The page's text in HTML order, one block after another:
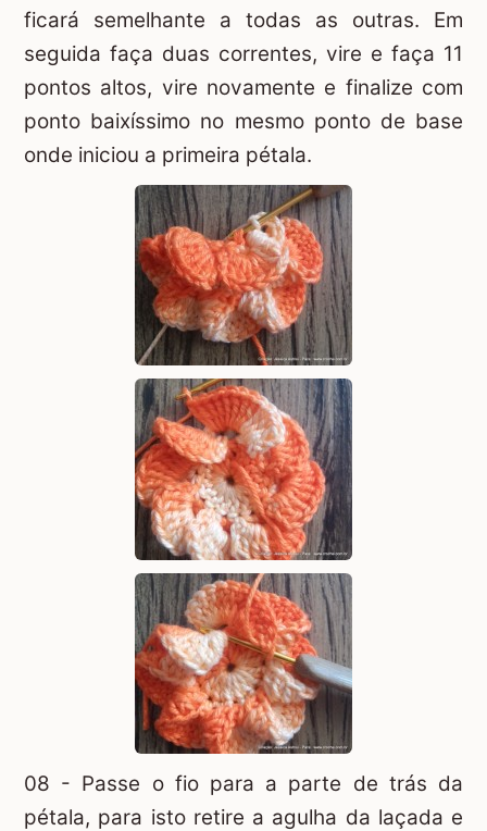
ficará semelhante a todas as outras. Em
seguida faça duas correntes, vire e faça 11
pontos altos, vire novamente e finalize com
ponto baixíssimo no mesmo ponto de base
onde iniciou a primeira pétala.
08 - Passe o fio para a parte de trás da
pétala, para isto retire a agulha da laçada e